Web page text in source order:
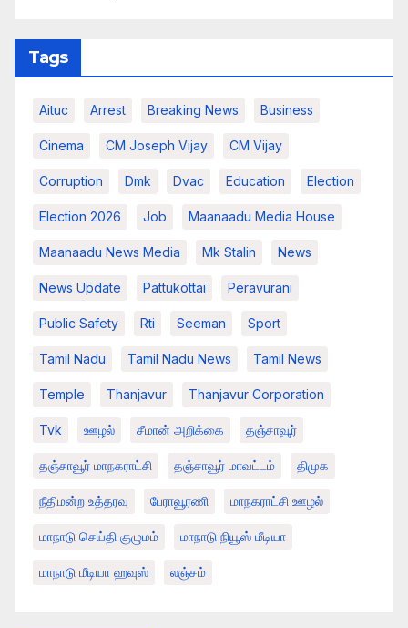
Tags
Aituc Arrest Breaking News​ Business
Cinema CM Joseph Vijay CM Vijay
Corruption Dmk Dvac Education Election
Election 2026 Job Maanaadu Media House
Maanaadu News Media Mk Stalin News
News Update Pattukottai Peravurani
Public Safety Rti Seeman Sport
Tamil Nadu Tamil Nadu News Tamil News
Temple Thanjavur Thanjavur Corporation
Tvk ஊழல் சீமான் அறிக்கை தஞ்சாவூர்
தஞ்சாவூர் மாநகராட்சி தஞ்சாவூர் மாவட்டம் திமுக
நீதிமன்ற உத்தரவு பேராவூரணி மாநகராட்சி ஊழல்
மாநாடு செய்தி குழுமம் மாநாடு நியூஸ் மீடியா
மாநாடு மீடியா ஹவுஸ் லஞ்சம்